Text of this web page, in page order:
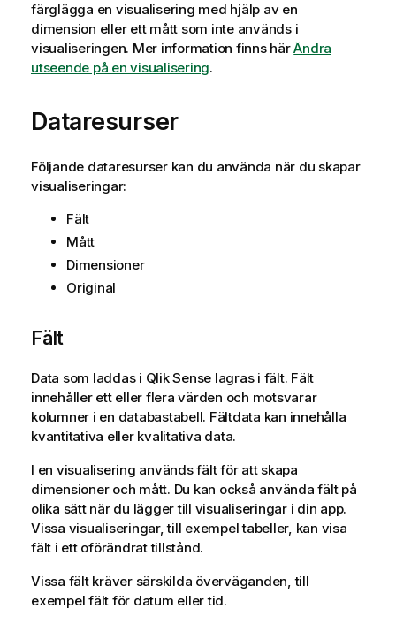
färglägga en visualisering med hjälp av en
dimension eller ett mått som inte används i
visualiseringen. Mer information finns härÄndra
utseende på en visualisering.
Dataresurser
Följande dataresurser kan du använda när du skapar
visualiseringar:
Fält
Mått
Dimensioner
Original
Fält
Data som laddas i Qlik Sense lagras i fält. Fält
innehåller ett eller flera värden och motsvarar
kolumner i en databastabell. Fältdata kan innehålla
kvantitativa eller kvalitativa data.
I en visualisering används fält för att skapa
dimensioner och mått. Du kan också använda fält på
olika sätt när du lägger till visualiseringar i din app.
Vissa visualiseringar, till exempel tabeller, kan visa
fält i ett oförändrat tillstånd.
Vissa fält kräver särskilda överväganden, till
exempel fält för datum eller tid.